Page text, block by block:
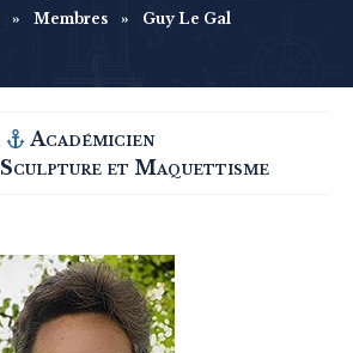
» Membres » Guy Le Gal
Académicien
Sculpture et Maquettisme